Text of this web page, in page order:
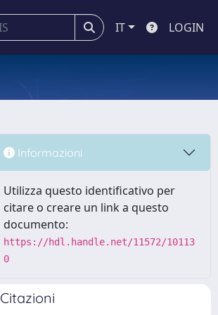
IT LOGIN
Informazioni
Utilizza questo identificativo per
citare o creare un link a questo
documento:
https://hdl.handle.net/11572/10113
0
Citazioni